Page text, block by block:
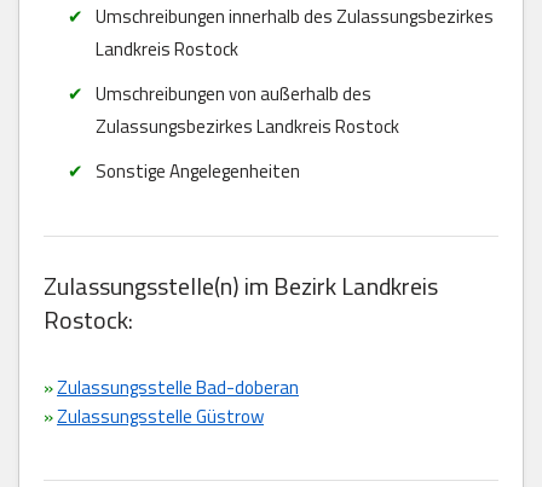
Umschreibungen innerhalb des Zulassungsbezirkes
Landkreis Rostock
Umschreibungen von außerhalb des
Zulassungsbezirkes Landkreis Rostock
Sonstige Angelegenheiten
Zulassungsstelle(n) im Bezirk Landkreis
Rostock:
»Zulassungsstelle Bad-doberan
»Zulassungsstelle Güstrow